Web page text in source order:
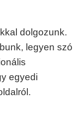
dolgozunk.
legyen szó
egyedi